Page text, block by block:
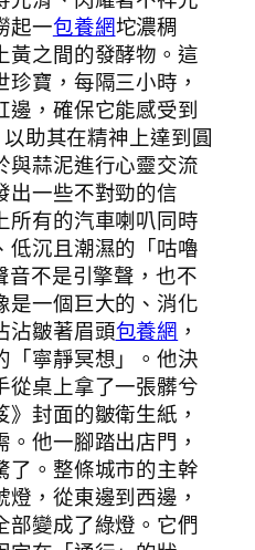
起一包養網坨濃稠
黃之間的發酵物。這
寶，每隔三小時，
邊，確保它能感受到
助其在精神上達到圓
與蒜泥進行心靈交流
出一些不對勁的信
所有的汽車喇叭同時
低沉且潮濕的「咕嚕
不是引擎聲，也不
是一個巨大的、消化
沾皺著眉頭包養網 ，
「寧靜冥想」。他決
從桌上拿了一張髒兮
封面的皺衛生紙，
他一腳踏出店門，
了。整條城市的主幹
，從東邊到西邊，
部變成了綠燈。它們